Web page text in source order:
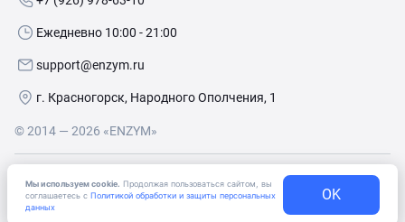
Мы используем cookie. Продолжая пользоваться сайтом, вы
соглашаетесь с Политикой обработки и защиты персональных
данных
OK
Контакты
Условия доставки
Ежедневно 10:00 - 21:00
support@enzym.ru
г. Красногорск, Народного Ополчения, 1
© 2014 — 2026 «ENZYM»
Согласие
на получение рекламно-информационных
материалов